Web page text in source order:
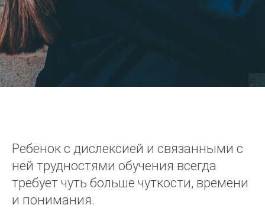
Ребёнок с дислексией и связанными с
ней трудностями обучения всегда
требует чуть больше чуткости, времени
и понимания.